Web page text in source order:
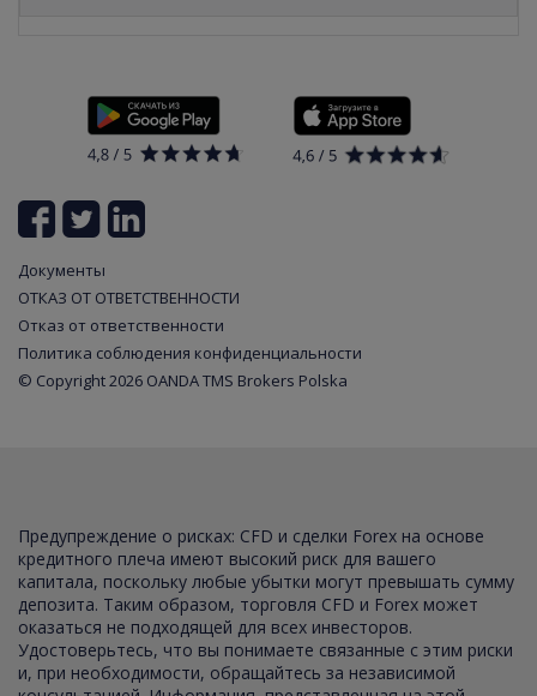
Документы
ОТКАЗ ОТ ОТВЕТСТВЕННОСТИ
Отказ от ответственности
Политика соблюдения конфиденциальности
© Copyright 2026 OANDA TMS Brokers Polska
Предупреждение о рисках: CFD и сделки Forex на основе
кредитного плеча имеют высокий риск для вашего
капитала, поскольку любые убытки могут превышать сумму
депозита. Таким образом, торговля CFD и Forex может
оказаться не подходящей для всех инвесторов.
Удостоверьтесь, что вы понимаете связанные с этим риски
и, при необходимости, обращайтесь за независимой